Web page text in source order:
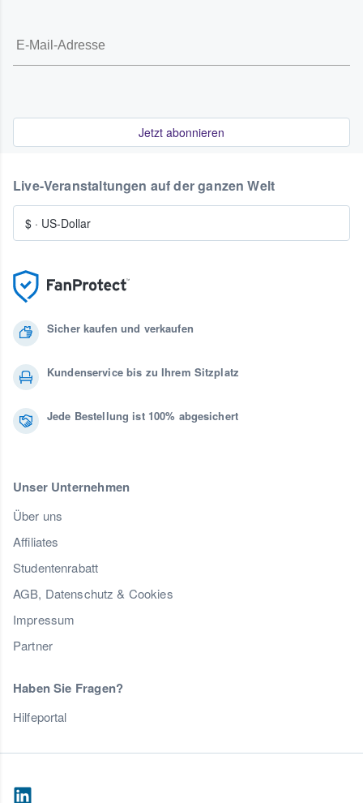
Jetzt abonnieren
Sicher kaufen und verkaufen
Kundenservice bis zu Ihrem Sitzplatz
Jede Bestellung ist 100% abgesichert
Unser Unternehmen
Über uns
Affiliates
Studentenrabatt
AGB, Datenschutz & Cookies
Impressum
Partner
Haben Sie Fragen?
Hilfeportal
Live-Veranstaltungen auf der ganzen Welt
$ · US-Dollar